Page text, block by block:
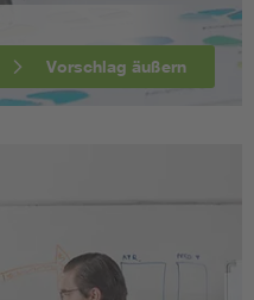
Vorschlag äußern